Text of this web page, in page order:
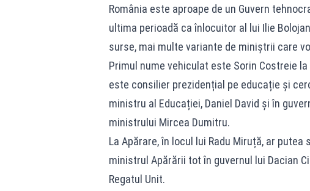
România este aproape de un Guvern
ultima perioadă ca înlocuitor al lui Ilie
surse, mai multe variante de miniștrii care
Primul nume vehiculat este Sorin Costreie
este consilier prezidențial pe educație și
ministru al Educației, Daniel David și în
ministrului Mircea Dumitru.
La Apărare, în locul lui Radu Miruță, ar
ministrul Apărării tot în guvernul lui Dacian
Regatul Unit.